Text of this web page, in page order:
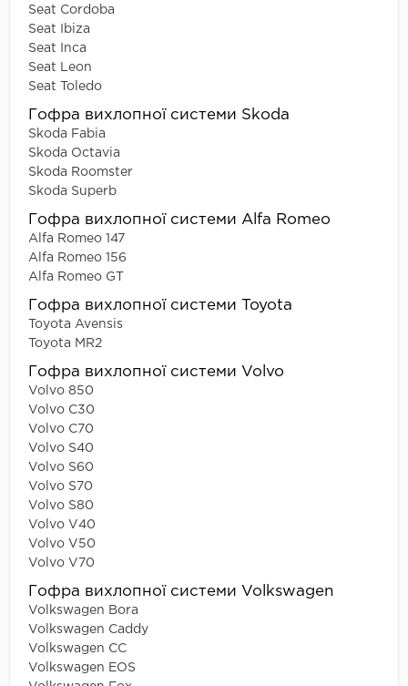
Seat Cordoba
Seat Ibiza
Seat Inca
Seat Leon
Seat Toledo
Гофра вихлопної системи Skoda
Skoda Fabia
Skoda Octavia
Skoda Roomster
Skoda Superb
Гофра вихлопної системи Alfa Romeo
Alfa Romeo 147
Alfa Romeo 156
Alfa Romeo GT
Гофра вихлопної системи Toyota
Toyota Avensis
Toyota MR2
Гофра вихлопної системи Volvo
Volvo 850
Volvo C30
Volvo C70
Volvo S40
Volvo S60
Volvo S70
Volvo S80
Volvo V40
Volvo V50
Volvo V70
Гофра вихлопної системи Volkswagen
Volkswagen Bora
Volkswagen Caddy
Volkswagen CC
Volkswagen EOS